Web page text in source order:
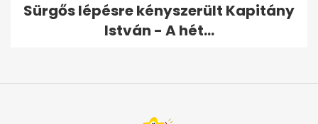
Sürgős lépésre kényszerült Kapitány
István - A hét...